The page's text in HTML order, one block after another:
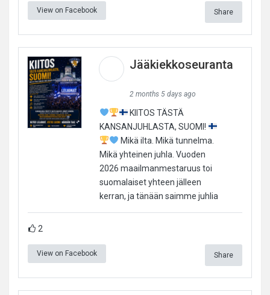
View on Facebook Share
Jääkiekkoseuranta
2 months 5 days ago
KIITOS TÄSTÄ
KANSANJUHLASTA, SUOMI!
Mikä ilta. Mikä tunnelma.
Mikä yhteinen juhla. Vuoden
2026 maailmanmestaruus toi
suomalaiset yhteen jälleen
kerran, ja tänään saimme juhlia
2
View on Facebook Share